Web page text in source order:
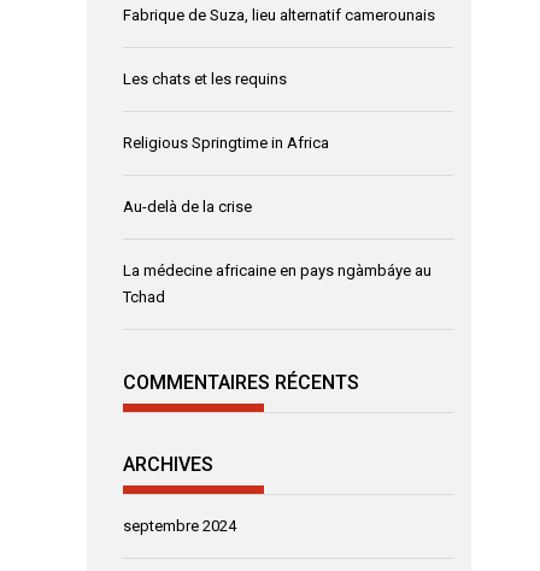
Fabrique de Suza, lieu alternatif camerounais
Les chats et les requins
Religious Springtime in Africa
Au-delà de la crise
La médecine africaine en pays ngàmbáye au
Tchad
COMMENTAIRES RÉCENTS
ARCHIVES
septembre 2024